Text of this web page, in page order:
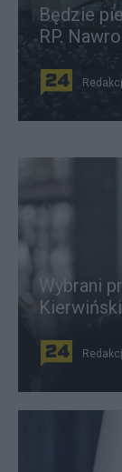
Będzie
RP.
Wybrani